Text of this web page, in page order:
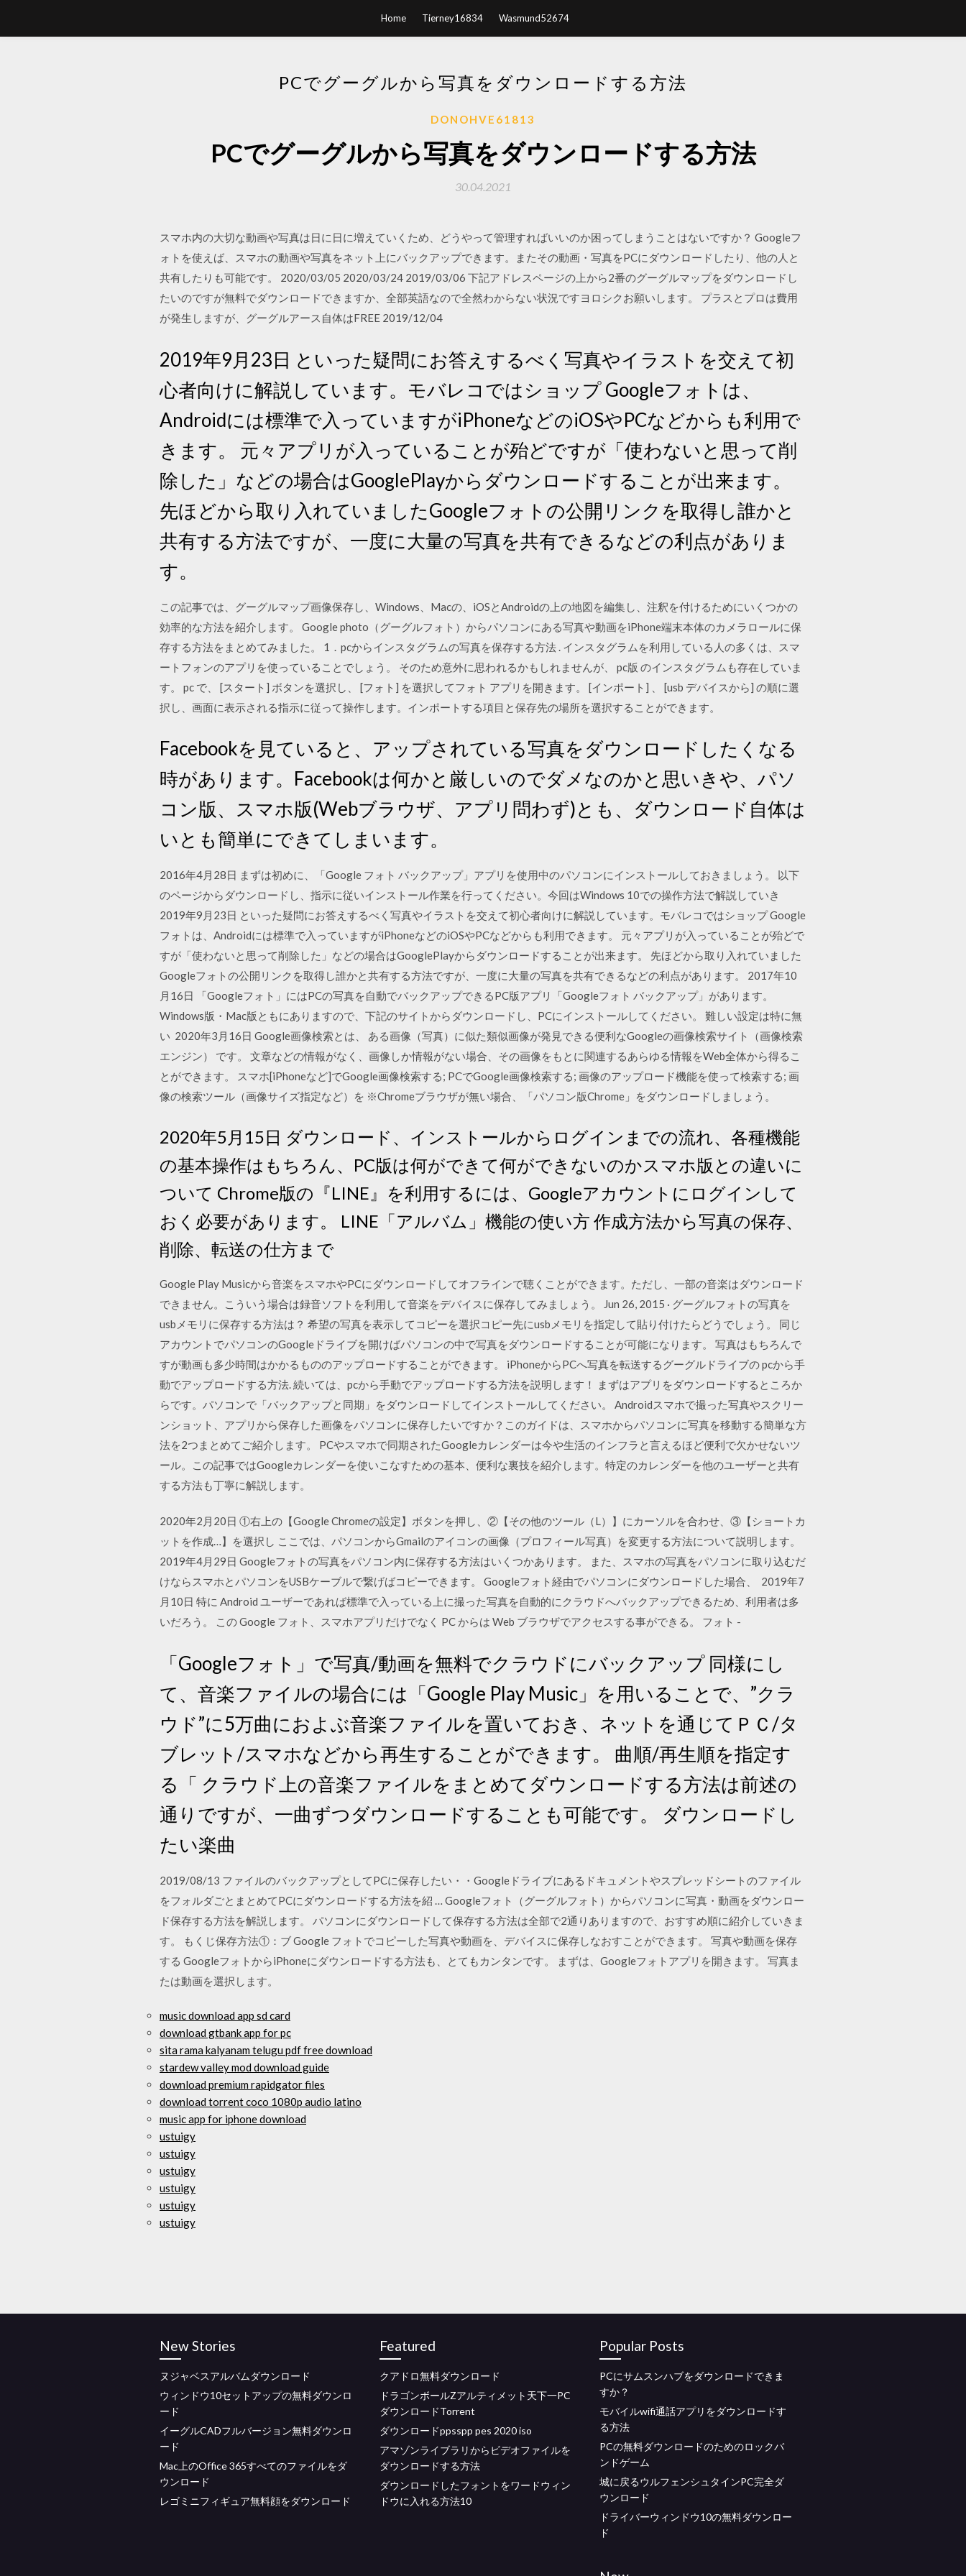
Home Tierney16834 Wasmund52674
PCでグーグルから写真をダウンロードする方法
DONOHVE61813
PCでグーグルから写真をダウンロードする方法
30.04.2021
スマホ内の大切な動画や写真は日に日に増えていくため、どうやって管理すればいいのか困ってしまうことはないですか？ Googleフ
ォトを使えば、スマホの動画や写真をネット上にバックアップできます。またその動画・写真をPCにダウンロードしたり、他の人と
共有したりも可能です。 2020/03/05 2020/03/24 2019/03/06 下記アドレスページの上から2番のグーグルマップをダウンロードし
たいのですが無料でダウンロードできますか、全部英語なので全然わからない状況ですヨロシクお願いします。 プラスとプロは費用
が発生しますが、グーグルアース自体はFREE 2019/12/04
2019年9月23日 といった疑問にお答えするべく写真やイラストを交えて初
心者向けに解説しています。モバレコではショップ Googleフォトは、
Androidには標準で入っていますがiPhoneなどのiOSやPCなどからも利用で
きます。 元々アプリが入っていることが殆どですが「使わないと思って削
除した」などの場合はGooglePlayからダウンロードすることが出来ます。
先ほどから取り入れていましたGoogleフォトの公開リンクを取得し誰かと
共有する方法ですが、一度に大量の写真を共有できるなどの利点がありま
す。
この記事では、グーグルマップ画像保存し、Windows、Macの、iOSとAndroidの上の地図を編集し、注釈を付けるためにいくつかの
効率的な方法を紹介します。 Google photo（グーグルフォト）からパソコンにある写真や動画をiPhone端末本体のカメラロールに保
存する方法をまとめてみました。 1．pcからインスタグラムの写真を保存する方法 . インスタグラムを利用している人の多くは、スマ
ートフォンのアプリを使っていることでしょう。 そのため意外に思われるかもしれませんが、 pc版 のインスタグラムも存在していま
す。 pc で、 [スタート] ボタンを選択し、 [フォト] を選択してフォト アプリを開きます。 [インポート] 、 [usb デバイスから] の順に選
択し、画面に表示される指示に従って操作します。インポートする項目と保存先の場所を選択することができます。
Facebookを見ていると、アップされている写真をダウンロードしたくなる
時があります。Facebookは何かと厳しいのでダメなのかと思いきや、パソ
コン版、スマホ版(Webブラウザ、アプリ問わず)とも、ダウンロード自体は
いとも簡単にできてしまいます。
2016年4月28日 まずは初めに、「Google フォト バックアップ」アプリを使用中のパソコンにインストールしておきましょう。 以下
のページからダウンロードし、指示に従いインストール作業を行ってください。今回はWindows 10での操作方法で解説していき
2019年9月23日 といった疑問にお答えするべく写真やイラストを交えて初心者向けに解説しています。モバレコではショップ Google
フォトは、Androidには標準で入っていますがiPhoneなどのiOSやPCなどからも利用できます。 元々アプリが入っていることが殆どで
すが「使わないと思って削除した」などの場合はGooglePlayからダウンロードすることが出来ます。 先ほどから取り入れていました
Googleフォトの公開リンクを取得し誰かと共有する方法ですが、一度に大量の写真を共有できるなどの利点があります。 2017年10
月16日 「Googleフォト」にはPCの写真を自動でバックアップできるPC版アプリ「Googleフォト バックアップ」があります。
Windows版・Mac版ともにありますので、下記のサイトからダウンロードし、PCにインストールしてください。 難しい設定は特に無
い 2020年3月16日 Google画像検索とは、 ある画像（写真）に似た類似画像が発見できる便利なGoogleの画像検索サイト（画像検索
エンジン） です。 文章などの情報がなく、画像しか情報がない場合、その画像をもとに関連するあらゆる情報をWeb全体から得るこ
とができます。 スマホ[iPhoneなど]でGoogle画像検索する; PCでGoogle画像検索する; 画像のアップロード機能を使って検索する; 画
像の検索ツール（画像サイズ指定など）を ※Chromeブラウザが無い場合、「パソコン版Chrome」をダウンロードしましょう。
2020年5月15日 ダウンロード、インストールからログインまでの流れ、各種機能
の基本操作はもちろん、PC版は何ができて何ができないのかスマホ版との違いに
ついて Chrome版の『LINE』を利用するには、Googleアカウントにログインして
おく必要があります。 LINE「アルバム」機能の使い方 作成方法から写真の保存、
削除、転送の仕方まで
Google Play Musicから音楽をスマホやPCにダウンロードしてオフラインで聴くことができます。ただし、一部の音楽はダウンロード
できません。こういう場合は録音ソフトを利用して音楽をデバイスに保存してみましょう。 Jun 26, 2015 · グーグルフォトの写真を
usbメモリに保存する方法は？ 希望の写真を表示してコピーを選択コピー先にusbメモリを指定して貼り付けたらどうでしょう。 同じ
アカウントでパソコンのGoogleドライブを開けばパソコンの中で写真をダウンロードすることが可能になります。 写真はもちろんで
すが動画も多少時間はかかるもののアップロードすることができます。 iPhoneからPCへ写真を転送するグーグルドライブの pcから手
動でアップロードする方法. 続いては、pcから手動でアップロードする方法を説明します！ まずはアプリをダウンロードするところか
らです。パソコンで「バックアップと同期」をダウンロードしてインストールしてください。 Androidスマホで撮った写真やスクリー
ンショット、アプリから保存した画像をパソコンに保存したいですか？このガイドは、スマホからパソコンに写真を移動する簡単な方
法を2つまとめてご紹介します。 PCやスマホで同期されたGoogleカレンダーは今や生活のインフラと言えるほど便利で欠かせないツ
ール。この記事ではGoogleカレンダーを使いこなすための基本、便利な裏技を紹介します。特定のカレンダーを他のユーザーと共有
する方法も丁寧に解説します。
2020年2月20日 ①右上の【Google Chromeの設定】ボタンを押し、②【その他のツール（L）】にカーソルを合わせ、③【ショートカ
ットを作成…】を選択し ここでは、パソコンからGmailのアイコンの画像（プロフィール写真）を変更する方法について説明します。
2019年4月29日 Googleフォトの写真をパソコン内に保存する方法はいくつかあります。 また、スマホの写真をパソコンに取り込むだ
けならスマホとパソコンをUSBケーブルで繋げばコピーできます。 Googleフォト経由でパソコンにダウンロードした場合、 2019年7
月10日 特に Android ユーザーであれば標準で入っている上に撮った写真を自動的にクラウドへバックアップできるため、利用者は多
いだろう。 この Google フォト、スマホアプリだけでなく PC からは Web ブラウザでアクセスする事ができる。 フォト -
「Googleフォト」で写真/動画を無料でクラウドにバックアップ 同様にし
て、音楽ファイルの場合には「Google Play Music」を用いることで、”クラ
ウド”に5万曲におよぶ音楽ファイルを置いておき、ネットを通じてＰＣ/タ
ブレット/スマホなどから再生することができます。 曲順/再生順を指定す
る「 クラウド上の音楽ファイルをまとめてダウンロードする方法は前述の
通りですが、一曲ずつダウンロードすることも可能です。 ダウンロードし
たい楽曲
2019/08/13 ファイルのバックアップとしてPCに保存したい・・Googleドライブにあるドキュメントやスプレッドシートのファイル
をフォルダごとまとめてPCにダウンロードする方法を紹 … Googleフォト（グーグルフォト）からパソコンに写真・動画をダウンロー
ド保存する方法を解説します。 パソコンにダウンロードして保存する方法は全部で2通りありますので、おすすめ順に紹介していきま
す。 もくじ保存方法①：ブ Google フォトでコピーした写真や動画を、デバイスに保存しなおすことができます。 写真や動画を保存
する GoogleフォトからiPhoneにダウンロードする方法も、とてもカンタンです。 まずは、Googleフォトアプリを開きます。 写真ま
たは動画を選択します。
music download app sd card
download gtbank app for pc
sita rama kalyanam telugu pdf free download
stardew valley mod download guide
download premium rapidgator files
download torrent coco 1080p audio latino
music app for iphone download
ustuigy
ustuigy
ustuigy
ustuigy
ustuigy
ustuigy
New Stories
ヌジャベスアルバムダウンロード
ウィンドウ10セットアップの無料ダウンロ
ード
イーグルCADフルバージョン無料ダウンロ
ード
Mac上のOffice 365すべてのファイルをダ
ウンロード
レゴミニフィギュア無料顔をダウンロード
Featured
クアドロ無料ダウンロード
ドラゴンボールZアルティメット天下一PC
ダウンロードTorrent
ダウンロードppsspp pes 2020 iso
アマゾンライブラリからビデオファイルを
ダウンロードする方法
ダウンロードしたフォントをワードウィン
ドウに入れる方法10
Popular Posts
PCにサムスンハブをダウンロードできま
すか？
モバイルwifi通話アプリをダウンロードす
る方法
PCの無料ダウンロードのためのロックバ
ンドゲーム
城に戻るウルフェンシュタインPC完全ダ
ウンロード
ドライバーウィンドウ10の無料ダウンロー
ド